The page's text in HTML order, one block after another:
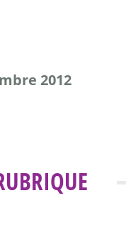
2012